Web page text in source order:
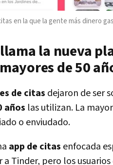
en la que la gente más dinero
llama la nueva
de 50
de citas dejaron de ser
años las utilizan. La
o enviudado.
app de citas enfocada
a Tinder, pero los